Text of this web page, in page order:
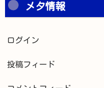
メタ情報
ログイン
投稿フィード